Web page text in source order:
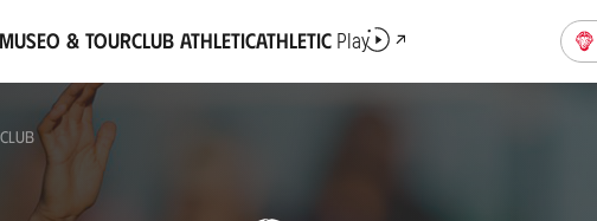
Museo & TourClub AthleticAthletic Play